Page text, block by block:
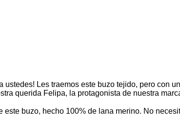
ustedes! Les traemos este buzo tejido, pero con
querida Felipa, la protagonista de nuestra
este buzo, hecho 100% de lana merino. No